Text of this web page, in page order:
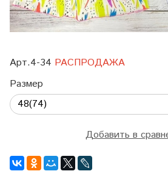
Арт.4-34 РАСПРОДАЖА
Размер
Добавить в